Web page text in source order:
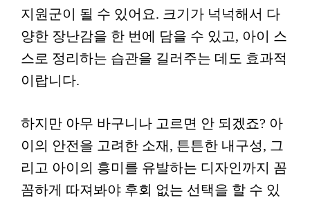
지원군이 될 수 있어요. 크기가 넉넉해서 다
양한 장난감을 한 번에 담을 수 있고, 아이 스
스로 정리하는 습관을 길러주는 데도 효과적
이랍니다.
하지만 아무 바구니나 고르면 안 되겠죠? 아
이의 안전을 고려한 소재, 튼튼한 내구성, 그
리고 아이의 흥미를 유발하는 디자인까지 꼼
꼼하게 따져봐야 후회 없는 선택을 할 수 있